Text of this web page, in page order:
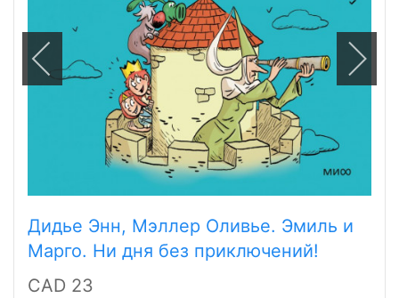
Дидье Энн, Мэллер Оливье. Эмиль и
Марго. Ни дня без приключений!
CAD 23